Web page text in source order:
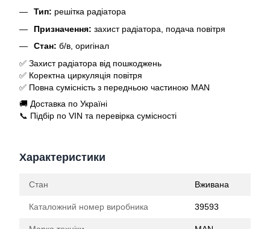
Тип: решітка радіатора
Призначення: захист радіатора, подача повітря
Стан: б/в, оригінал
✅ Захист радіатора від пошкоджень
✅ Коректна циркуляція повітря
✅ Повна сумісність з передньою частиною MAN
🚚 Доставка по Україні
📞 Підбір по VIN та перевірка сумісності
Характеристики
Стан Вживана
Каталожний номер виробника 39593